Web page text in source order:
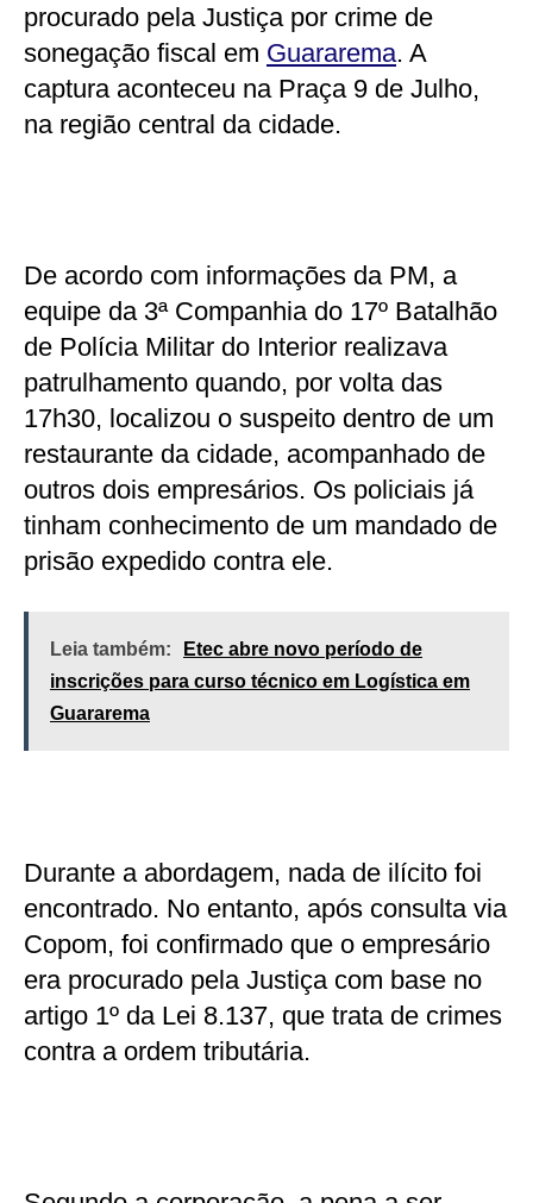
procurado pela Justiça por crime de
sonegação fiscal em Guararema. A
captura aconteceu na Praça 9 de Julho,
na região central da cidade.
De acordo com informações da PM, a
equipe da 3ª Companhia do 17º Batalhão
de Polícia Militar do Interior realizava
patrulhamento quando, por volta das
17h30, localizou o suspeito dentro de um
restaurante da cidade, acompanhado de
outros dois empresários. Os policiais já
tinham conhecimento de um mandado de
prisão expedido contra ele.
Leia também:
Etec abre novo período de
inscrições para curso técnico em Logística em
Guararema
Durante a abordagem, nada de ilícito foi
encontrado. No entanto, após consulta via
Copom, foi confirmado que o empresário
era procurado pela Justiça com base no
artigo 1º da Lei 8.137, que trata de crimes
contra a ordem tributária.